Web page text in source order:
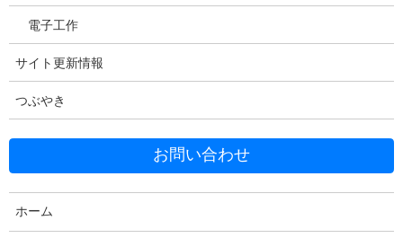
Facebook X Bluesky
電子工作
サイト更新情報
つぶやき
お問い合わせ
ホーム